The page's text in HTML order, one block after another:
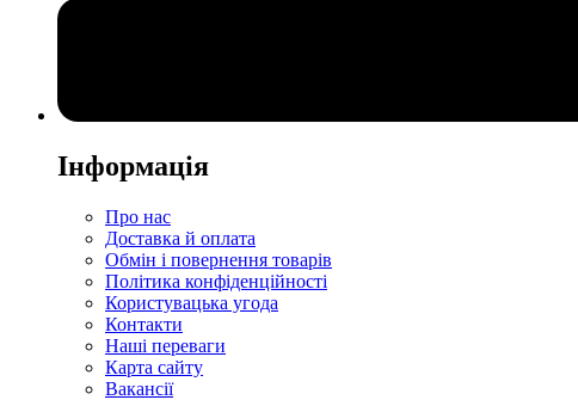
Інформація
Про нас
Доставка й оплата
Обмін і повернення товарів
Політика конфіденційності
Користувацька угода
Контакти
Наші переваги
Карта сайту
Вакансії